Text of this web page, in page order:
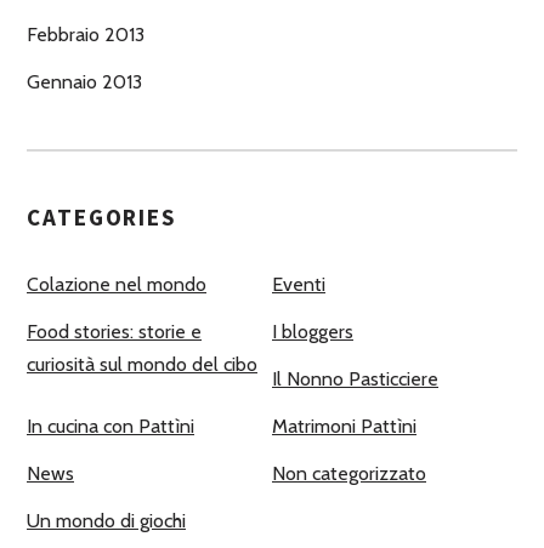
Febbraio 2013
Gennaio 2013
CATEGORIES
Colazione nel mondo Eventi
Food stories: storie e
curiosità sul mondo del cibo
I bloggers
Il Nonno Pasticciere
In cucina con Pattìni Matrimoni Pattìni
News Non categorizzato
Un mondo di giochi